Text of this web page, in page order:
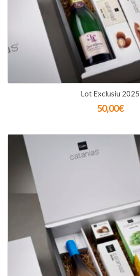
Lot Exclusiu 2025
50,00€